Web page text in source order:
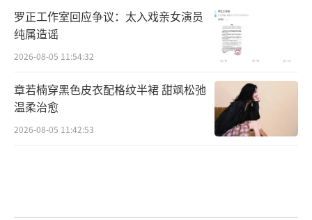
罗正工作室回应争议：太入戏亲女演员
纯属造谣
2026-08-05 11:54:32
章若楠穿黑色皮衣配格纹半裙 甜飒松弛
温柔治愈
2026-08-05 11:42:53